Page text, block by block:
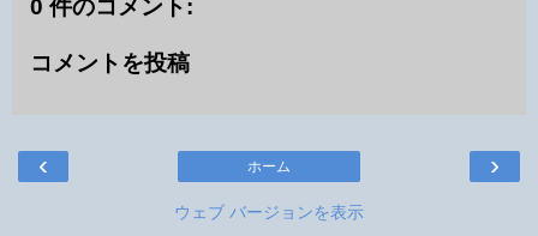
0 件のコメント:
コメントを投稿
‹ ›
ホーム
ウェブ バージョンを表示